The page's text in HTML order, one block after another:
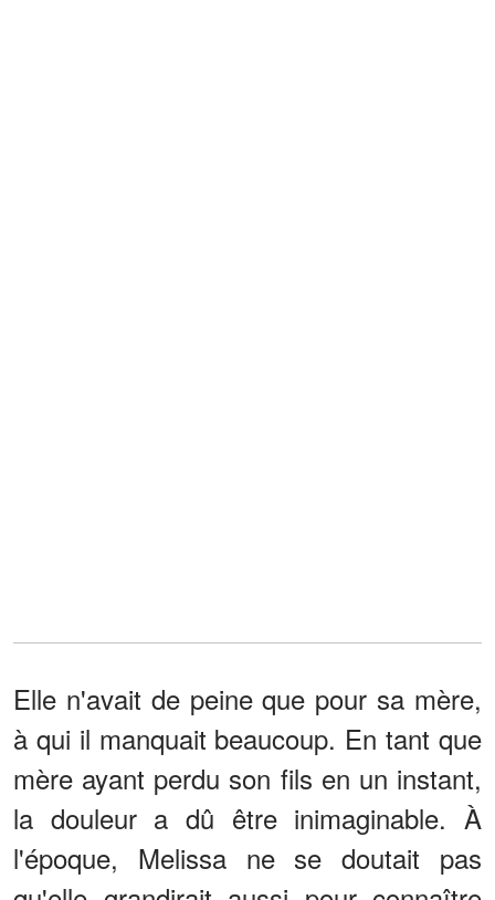
Elle n'avait de peine que pour sa mère,
à qui il manquait beaucoup. En tant que
mère ayant perdu son fils en un instant,
la douleur a dû être inimaginable. À
l'époque, Melissa ne se doutait pas